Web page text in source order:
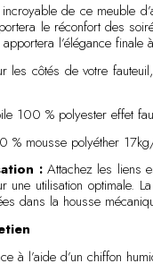
de ce meuble
le réconfort des
l’élégance finale
les côtés de votre
100 % polyester effet
% mousse polyéther
:Attachez les liens
une utilisation optimale.
dans la housse
à l’aide d’un chiffon